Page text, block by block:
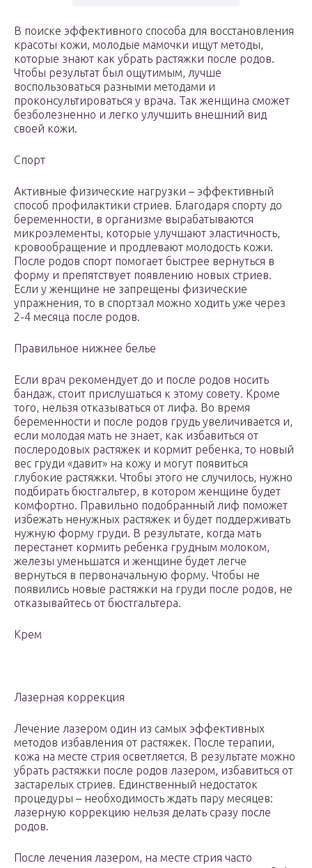
В поиске эффективного способа для восстановления
красоты кожи, молодые мамочки ищут методы,
которые знают как убрать растяжки после родов.
Чтобы результат был ощутимым, лучше
воспользоваться разными методами и
проконсультироваться у врача. Так женщина сможет
безболезненно и легко улучшить внешний вид
своей кожи.
Спорт
Активные физические нагрузки – эффективный
способ профилактики стриев. Благодаря спорту до
беременности, в организме вырабатываются
микроэлементы, которые улучшают эластичность,
кровообращение и продлевают молодость кожи.
После родов спорт помогает быстрее вернуться в
форму и препятствует появлению новых стриев.
Если у женщине не запрещены физические
упражнения, то в спортзал можно ходить уже через
2-4 месяца после родов.
Правильное нижнее белье
Если врач рекомендует до и после родов носить
бандаж, стоит прислушаться к этому совету. Кроме
того, нельзя отказываться от лифа. Во время
беременности и после родов грудь увеличивается и,
если молодая мать не знает, как избавиться от
послеродовых растяжек и кормит ребенка, то новый
вес груди «давит» на кожу и могут появиться
глубокие растяжки. Чтобы этого не случилось, нужно
подбирать бюстгальтер, в котором женщине будет
комфортно. Правильно подобранный лиф поможет
избежать ненужных растяжек и будет поддерживать
нужную форму груди. В результате, когда мать
перестанет кормить ребенка грудным молоком,
железы уменьшатся и женщине будет легче
вернуться в первоначальную форму. Чтобы не
появились новые растяжки на груди после родов, не
отказывайтесь от бюстгальтера.
Крем
Лазерная коррекция
Лечение лазером один из самых эффективных
методов избавления от растяжек. После терапии,
кожа на месте стрия осветляется. В результате можно
убрать растяжки после родов лазером, избавиться от
застарелых стриев. Единственный недостаток
процедуры – необходимость ждать пару месяцев:
лазерную коррекцию нельзя делать сразу после
родов.
После лечения лазером, на месте стрия часто